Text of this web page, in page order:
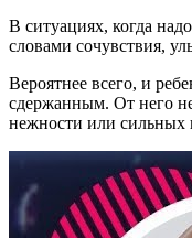
В ситуациях, когда
словами сочувствия,
Вероятнее всего, и
сдержанным. От него
нежности или сильных